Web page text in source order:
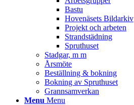
Bastu
Hovenäsets Bildarkiv
Projekt och arbeten
Strandstädning
Spruthuset
Stadgar, m m
Årsmöte
Beställning & bokning
Bokning av Spruthuset
Grannsamverkan
Menu Menu